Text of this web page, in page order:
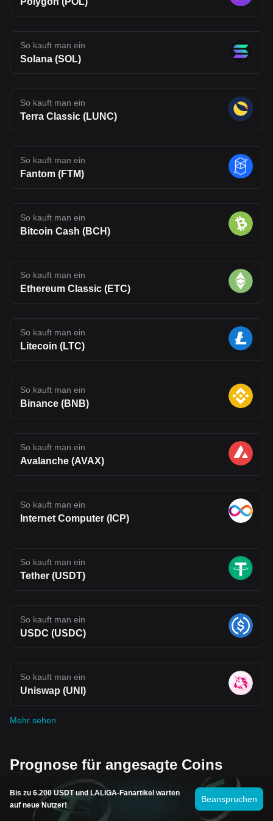
So kauft man ein
Solana (SOL)
So kauft man ein
Terra Classic (LUNC)
So kauft man ein
Fantom (FTM)
So kauft man ein
Bitcoin Cash (BCH)
So kauft man ein
Ethereum Classic (ETC)
So kauft man ein
Litecoin (LTC)
So kauft man ein
Binance (BNB)
So kauft man ein
Avalanche (AVAX)
So kauft man ein
Internet Computer (ICP)
So kauft man ein
Tether (USDT)
So kauft man ein
USDC (USDC)
So kauft man ein
Uniswap (UNI)
Mehr sehen
Prognose für angesagte Coins
WINkLink-Prognose
Bis zu 6.200 USDT und LALIGA-Fanartikel warten
auf neue Nutzer!
Beanspruchen